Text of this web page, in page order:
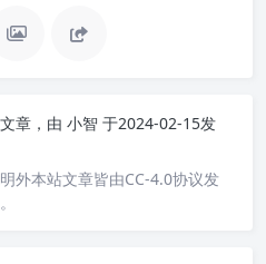
章，由 小智 于2024-02-15发
外本站文章皆由CC-4.0协议发